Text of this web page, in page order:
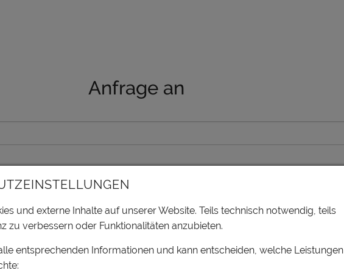
Anfrage an
und externe Inhalte auf unserer Website. Teils technisch notwendig, teils
zu verbessern oder Funktionalitäten anzubieten.
entsprechenden Informationen und kann entscheiden, welche Leistungen